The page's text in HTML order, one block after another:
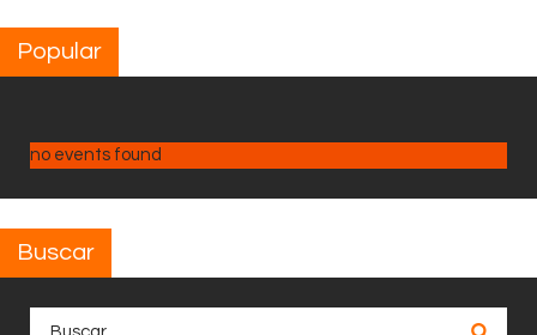
Popular
no events found
Buscar